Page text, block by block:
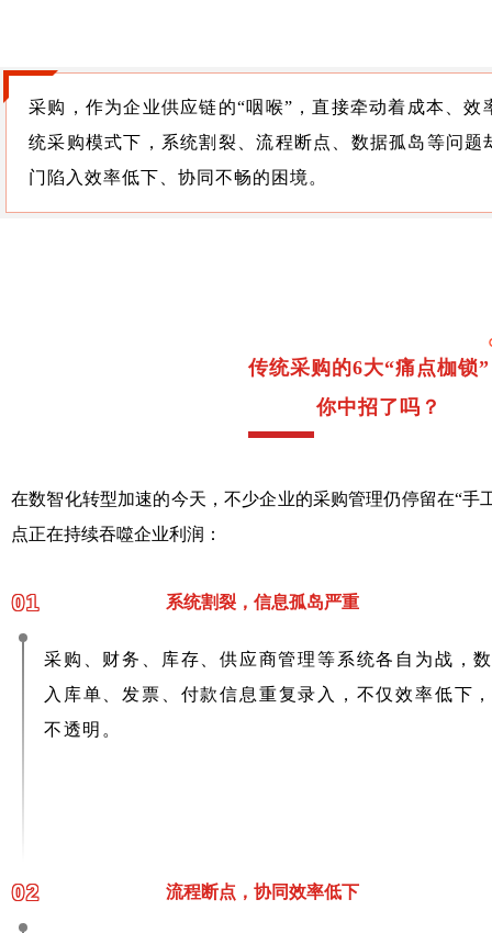
采购，作为企业供应链的“咽喉”，直接牵动着成本、
统采购模式下，系统割裂、流程断点、数据孤岛等问题
门陷入效率低下、协同不畅的困境。
传统采购的6大“痛点枷锁
你中招了吗？
在数智化转型加速的今天，不少企业的采购管理仍停留在“手
点正在持续吞噬企业利润：
01 系统割裂，信息孤岛严重
采购、财务、库存、供应商管理等系统各自为战，
入库单、发票、付款信息重复录入，不仅效率低下
不透明。
02 流程断点，协同效率低下